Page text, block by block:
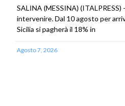
SALINA (MESSINA) (ITALPRESS)
intervenire. Dal 10 agosto per
Sicilia si pagherà il 18% in
Agosto 7, 2026